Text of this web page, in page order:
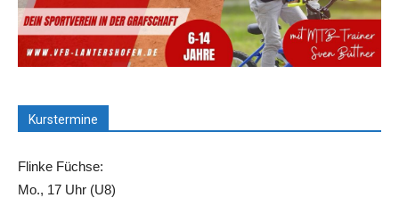
Kurstermine
Flinke Füchse:
Mo., 17 Uhr (U8)